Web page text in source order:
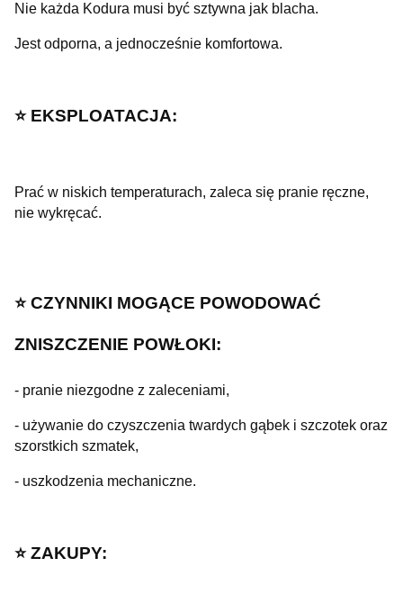
Nie każda Kodura musi być sztywna jak blacha.
Jest odporna, a jednocześnie komfortowa.
⭐️ EKSPLOATACJA:
Prać w niskich temperaturach, zaleca się pranie ręczne,
nie wykręcać.
⭐️ CZYNNIKI MOGĄCE POWODOWAĆ
ZNISZCZENIE POWŁOKI:
- pranie niezgodne z zaleceniami,
- używanie do czyszczenia twardych gąbek i szczotek oraz
szorstkich szmatek,
- uszkodzenia mechaniczne.
⭐️ ZAKUPY: